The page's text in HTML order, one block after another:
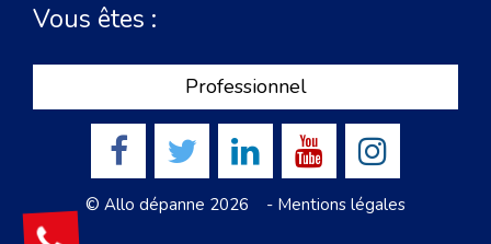
Vous êtes :
Professionnel
© Allo dépanne 2026 - Mentions légales